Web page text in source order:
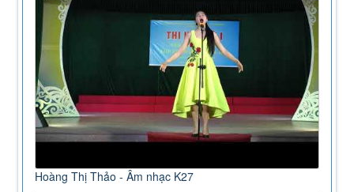
Hoàng Thị Thảo - Âm nhạc K27